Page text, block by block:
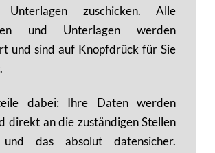
Unterlagen zuschicken. Alle
und Unterlagen werden
und sind auf Knopfdrück für Sie
dabei: Ihre Daten werden
direkt an die zuständigen Stellen
das absolut datensicher.